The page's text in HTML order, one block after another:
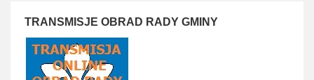
TRANSMISJE OBRAD RADY GMINY